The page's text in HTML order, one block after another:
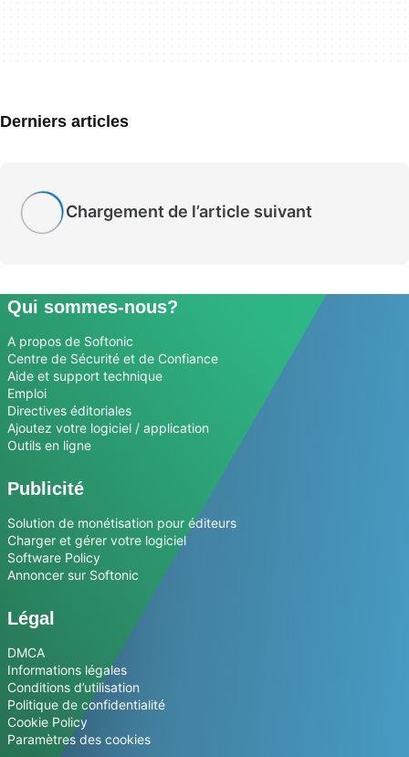
Derniers articles
Chargement de l’article suivant
Qui sommes-nous?
A propos de Softonic
Centre de Sécurité et de Confiance
Aide et support technique
Emploi
Directives éditoriales
Ajoutez votre logiciel / application
Outils en ligne
Publicité
Solution de monétisation pour éditeurs
Charger et gérer votre logiciel
Software Policy
Annoncer sur Softonic
Légal
DMCA
Informations légales
Conditions d’utilisation
Politique de confidentialité
Cookie Policy
Paramètres des cookies